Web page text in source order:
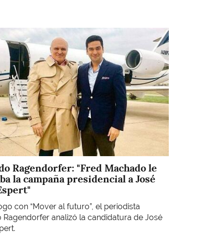
Ragendorfer: "Fred Machado le
la campaña presidencial a José
con “Mover al futuro”, el periodista
Ragendorfer analizó la candidatura de José